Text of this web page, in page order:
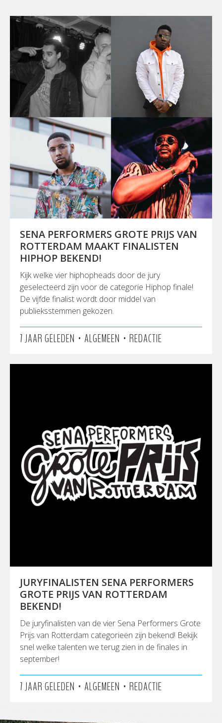
SENA PERFORMERS GROTE PRIJS VAN
ROTTERDAM MAAKT FINALISTEN
HIPHOP BEKEND!
Kijk welke vier hiphopheads door de jury
geselecteerd zijn voor de categorie Hiphop finale!
De vijfde finalist wordt door middel van
publieksstemmen gekozen.
7 JAAR GELEDEN • ALGEMEEN • REDACTIE
JURYFINALISTEN SENA PERFORMERS
GROTE PRIJS VAN ROTTERDAM
BEKEND!
De juryfinalisten van de vier Sena Performers Grote
Prijs van Rotterdam categorieën zijn bekend! Bekijk
snel welke talenten we terug zien in de finales in
september!
7 JAAR GELEDEN • ALGEMEEN • REDACTIE